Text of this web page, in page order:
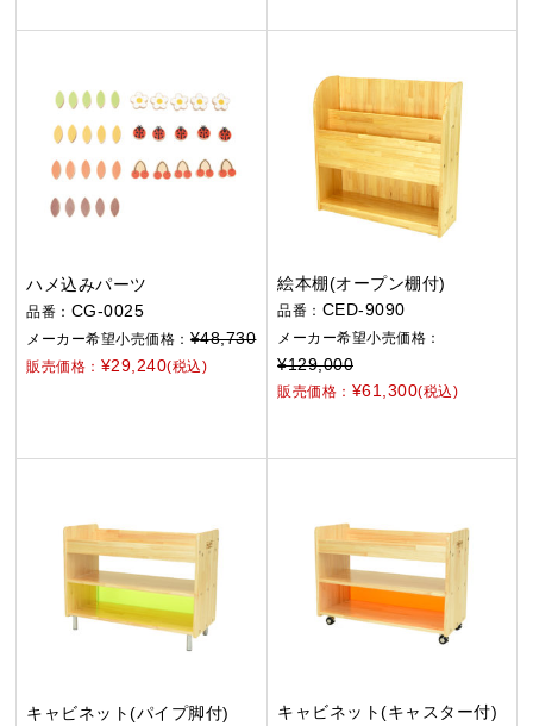
ハメ込みパーツ
品番： CG-0025
メーカー希望小売価格： ¥48,730
販売価格： ¥29,240(税込)
絵本棚(オープン棚付)
品番： CED-9090
メーカー希望小売価格：
¥129,000
販売価格： ¥61,300(税込)
キャビネット(パイプ脚付) キャビネット(キャスター付)